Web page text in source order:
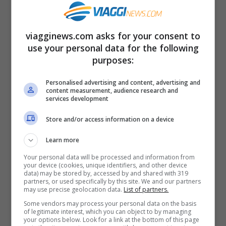
esperto, anche capire la differenza tra un
pistacchio normale e uno di Bronte
potrebbe essere complicato. A oggi, come
riporta Wikipedia, sul territoriosi contano
di Bronte originale, traBronte, Andrano e
vulcanico che rendono il prodotto così
aromatico e particolare.
Come capire se è quello
originale e come riconoscerlo
Per capire se il pistacchio verde di Bronte
viagginews.com asks for your consent to
use your personal data for the following
purposes:
Personalised advertising and content, advertising and
content measurement, audience research and
services development
Store and/or access information on a device
Learn more
Your personal data will be processed and information from
your device (cookies, unique identifiers, and other device
data) may be stored by, accessed by and shared with 319
partners, or used specifically by this site. We and our partners
may use precise geolocation data. List of partners.
Some vendors may process your personal data on the basis
of legitimate interest, which you can object to by managing
your options below. Look for a link at the bottom of this page